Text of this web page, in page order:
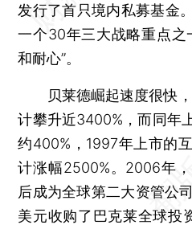
发行了首只境内私募基金
一个30年三大战略重点之
和耐心”。
贝莱德崛起速度很快，
计攀升近3400%，而同年
约400%，1997年上市的
计涨幅2500%。2006年
后成为全球第二大资管公
美元收购了巴克莱全球投